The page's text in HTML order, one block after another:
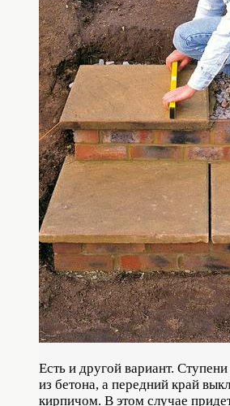
Есть и другой вариант.
из бетона, а передний край
кирпичом. В этом случае